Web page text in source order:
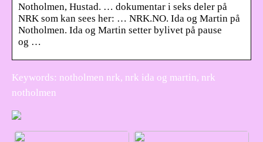
Notholmen, Hustad. … dokumentar i seks deler på
NRK som kan sees her: … NRK.NO. Ida og Martin på
Notholmen. Ida og Martin setter bylivet på pause
og …
Keywords: notholmen nrk, nrk ida og martin, nrk
notholmen